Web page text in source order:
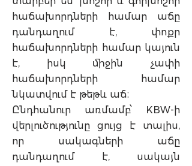
հաճախորդների համար աճը
դանդաղում է, փոքր
հաճախորդների համար կայուն
է, իսկ միջին չափի
հաճախորդների համար
նկատվում է թեթև աճ։
Ընդհանուր առմամբ՝ KBW-ի
վերլուծությունը ցույց է տալիս,
որ սակագների աճը
դանդաղում է, սակայն